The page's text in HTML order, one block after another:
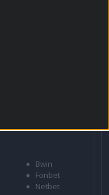
Bwin
Fonbet
Netbet